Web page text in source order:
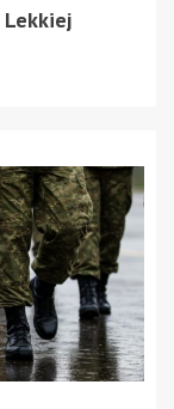
Lekkiej